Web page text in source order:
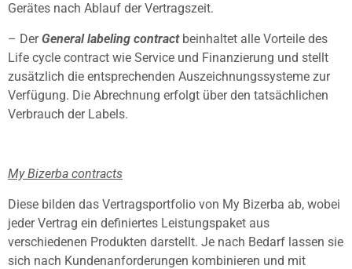
Gerätes nach Ablauf der Vertragszeit.
– DerGeneral labeling contractbeinhaltet alle Vorteile des
Life cycle contract wie Service und Finanzierung und stellt
zusätzlich die entsprechenden Auszeichnungssysteme zur
Verfügung. Die Abrechnung erfolgt über den tatsächlichen
Verbrauch der Labels.
My Bizerba contracts
Diese bilden das Vertragsportfolio von My Bizerba ab, wobei
jeder Vertrag ein definiertes Leistungspaket aus
verschiedenen Produkten darstellt. Je nach Bedarf lassen sie
sich nach Kundenanforderungen kombinieren und mit